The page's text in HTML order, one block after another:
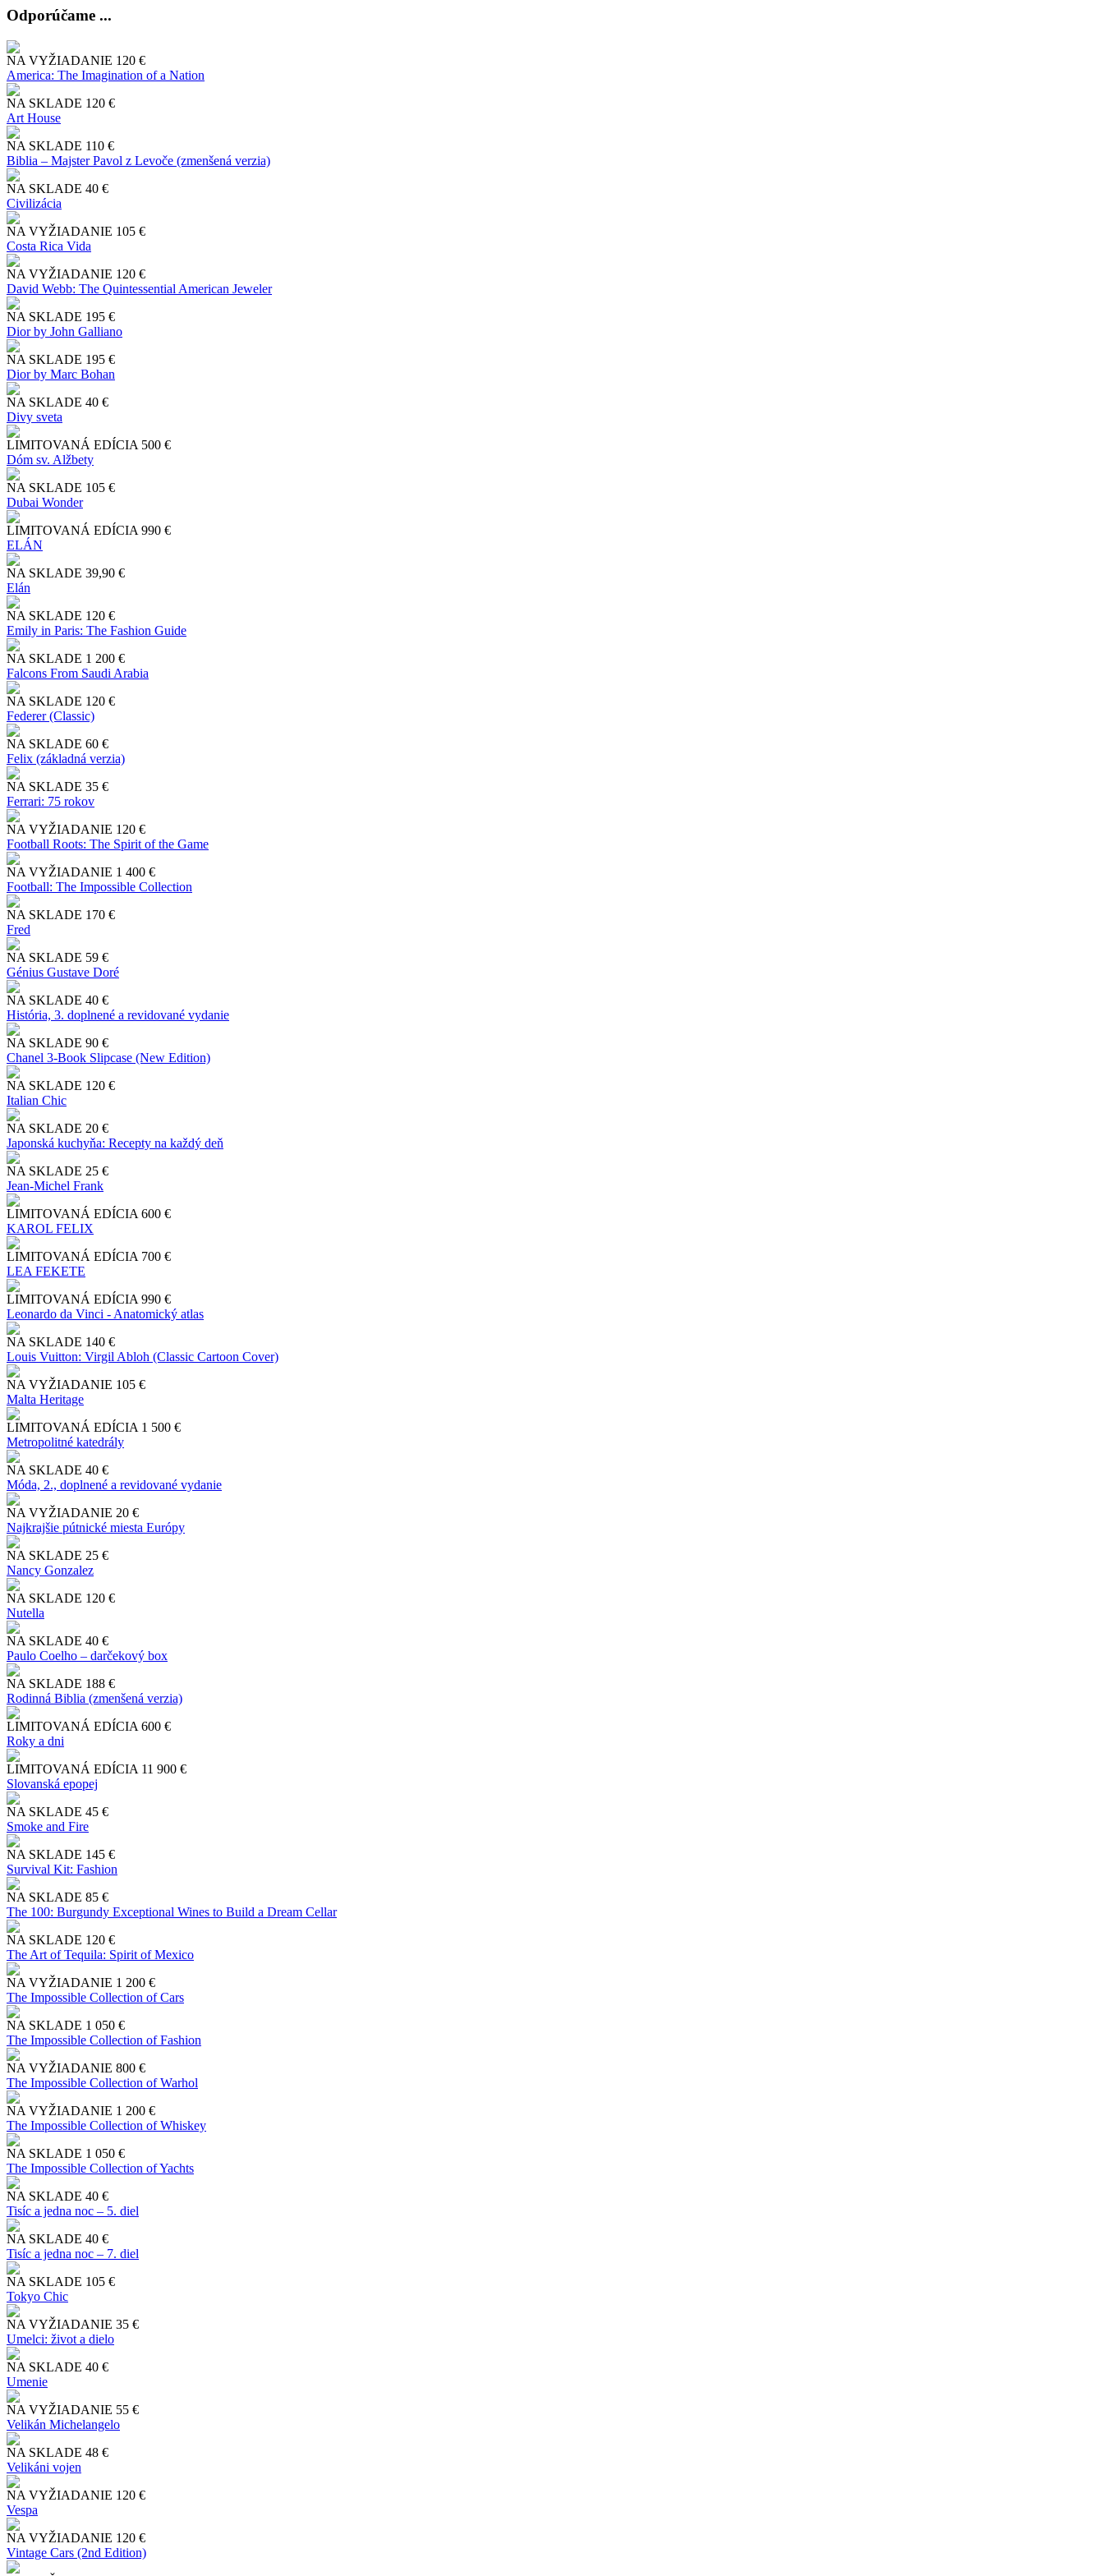
Odporúčame ...
NA VYŽIADANIE 120 €
America: The Imagination of a Nation
NA SKLADE 120 €
Art House
NA SKLADE 110 €
Biblia – Majster Pavol z Levoče (zmenšená verzia)
NA SKLADE 40 €
Civilizácia
NA VYŽIADANIE 105 €
Costa Rica Vida
NA VYŽIADANIE 120 €
David Webb: The Quintessential American Jeweler
NA SKLADE 195 €
Dior by John Galliano
NA SKLADE 195 €
Dior by Marc Bohan
NA SKLADE 40 €
Divy sveta
LIMITOVANÁ EDÍCIA 500 €
Dóm sv. Alžbety
NA SKLADE 105 €
Dubai Wonder
LIMITOVANÁ EDÍCIA 990 €
ELÁN
NA SKLADE 39,90 €
Elán
NA SKLADE 120 €
Emily in Paris: The Fashion Guide
NA SKLADE 1 200 €
Falcons From Saudi Arabia
NA SKLADE 120 €
Federer (Classic)
NA SKLADE 60 €
Felix (základná verzia)
NA SKLADE 35 €
Ferrari: 75 rokov
NA VYŽIADANIE 120 €
Football Roots: The Spirit of the Game
NA VYŽIADANIE 1 400 €
Football: The Impossible Collection
NA SKLADE 170 €
Fred
NA SKLADE 59 €
Génius Gustave Doré
NA SKLADE 40 €
História, 3. doplnené a revidované vydanie
NA SKLADE 90 €
Chanel 3-Book Slipcase (New Edition)
NA SKLADE 120 €
Italian Chic
NA SKLADE 20 €
Japonská kuchyňa: Recepty na každý deň
NA SKLADE 25 €
Jean-Michel Frank
LIMITOVANÁ EDÍCIA 600 €
KAROL FELIX
LIMITOVANÁ EDÍCIA 700 €
LEA FEKETE
LIMITOVANÁ EDÍCIA 990 €
Leonardo da Vinci - Anatomický atlas
NA SKLADE 140 €
Louis Vuitton: Virgil Abloh (Classic Cartoon Cover)
NA VYŽIADANIE 105 €
Malta Heritage
LIMITOVANÁ EDÍCIA 1 500 €
Metropolitné katedrály
NA SKLADE 40 €
Móda, 2., doplnené a revidované vydanie
NA VYŽIADANIE 20 €
Najkrajšie pútnické miesta Európy
NA SKLADE 25 €
Nancy Gonzalez
NA SKLADE 120 €
Nutella
NA SKLADE 40 €
Paulo Coelho – darčekový box
NA SKLADE 188 €
Rodinná Biblia (zmenšená verzia)
LIMITOVANÁ EDÍCIA 600 €
Roky a dni
LIMITOVANÁ EDÍCIA 11 900 €
Slo​vanská epopej
NA SKLADE 45 €
Smoke and Fire
NA SKLADE 145 €
Survival Kit: Fashion
NA SKLADE 85 €
The 100: Burgundy Exceptional Wines to Build a Dream Cellar
NA SKLADE 120 €
The Art of Tequila: Spirit of Mexico
NA VYŽIADANIE 1 200 €
The Impossible Collection of Cars
NA SKLADE 1 050 €
The Impossible Collection of Fashion
NA VYŽIADANIE 800 €
The Impossible Collection of Warhol
NA VYŽIADANIE 1 200 €
The Impossible Collection of Whiskey
NA SKLADE 1 050 €
The Impossible Collection of Yachts
NA SKLADE 40 €
Tisíc a jedna noc – 5. diel
NA SKLADE 40 €
Tisíc a jedna noc – 7. diel
NA SKLADE 105 €
Tokyo Chic
NA VYŽIADANIE 35 €
Umelci: život a dielo
NA SKLADE 40 €
Umenie
NA VYŽIADANIE 55 €
Velikán Michelangelo
NA SKLADE 48 €
Velikáni vojen
NA VYŽIADANIE 120 €
Vespa
NA VYŽIADANIE 120 €
Vintage Cars (2nd Edition)